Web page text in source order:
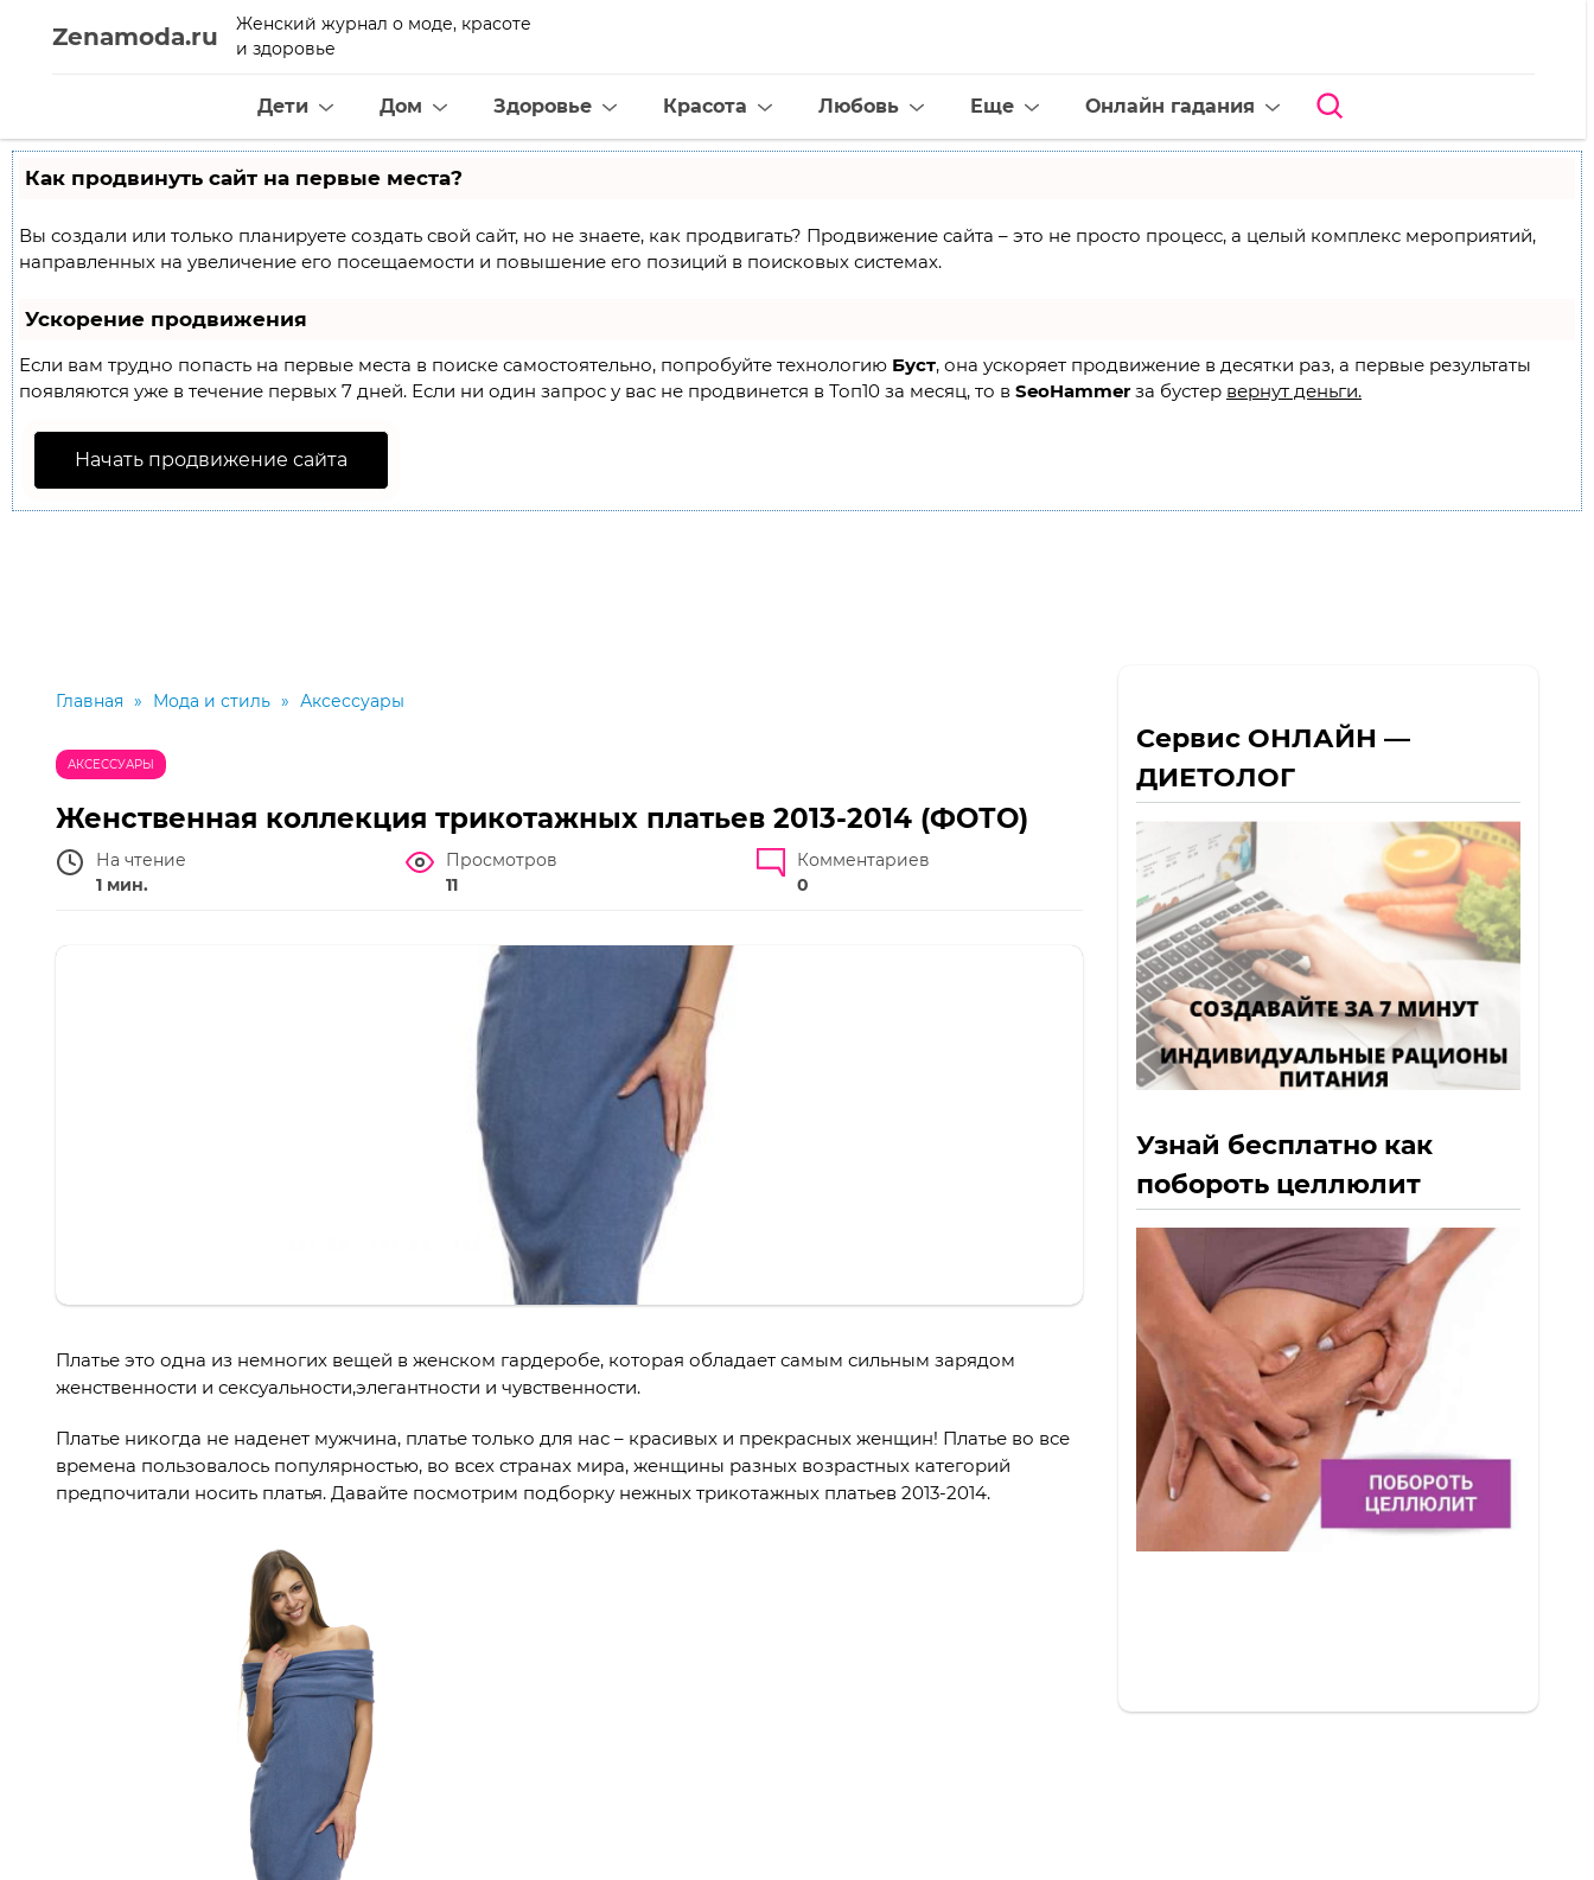
Zenamoda.ru
Женский журнал о моде, красоте
и здоровье
Дети Дом Здоровье Красота Любовь Еще Онлайн гадания
Как продвинуть сайт на первые места?
Вы создали или только планируете создать свой сайт, но не знаете, как продвигать? Продвижение сайта – это не просто процесс, а целый комплекс мероприятий,
направленных на увеличение его посещаемости и повышение его позиций в поисковых системах.
Ускорение продвижения
Если вам трудно попасть на первые места в поиске самостоятельно, попробуйте технологию Буст, она ускоряет продвижение в десятки раз, а первые результаты
появляются уже в течение первых 7 дней. Если ни один запрос у вас не продвинется в Топ10 за месяц, то в SeoHammer за бустер вернут деньги.
Начать продвижение сайта
Главная » Мода и стиль » Аксессуары
АКСЕССУАРЫ
Женственная коллекция трикотажных платьев 2013-2014 (ФОТО)
На чтение
1 мин.
Просмотров
11
Комментариев
0
Платье это одна из немногих вещей в женском гардеробе, которая обладает самым сильным зарядом
женственности и сексуальности,элегантности и чувственности.
Платье никогда не наденет мужчина, платье только для нас – красивых и прекрасных женщин! Платье во все
времена пользовалось популярностью, во всех странах мира, женщины разных возрастных категорий
предпочитали носить платья. Давайте посмотрим подборку нежных трикотажных платьев 2013-2014.
Сервис ОНЛАЙН —
ДИЕТОЛОГ
Узнай бесплатно как
побороть целлюлит